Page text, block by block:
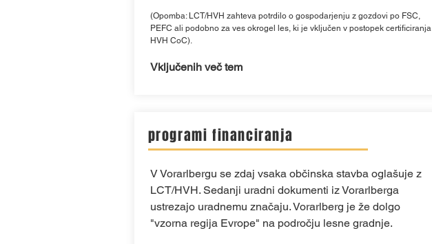
(Opomba: LCT/HVH zahteva potrdilo o gospodarjenju z gozdovi po FSC,
PEFC ali podobno za ves okrogel les, ki je vključen v postopek certificiranja
HVH CoC).
Vključenih več tem
programi financiranja
V Vorarlbergu se zdaj vsaka občinska stavba oglašuje z
LCT/HVH. Sedanji uradni dokumenti iz Vorarlberga
ustrezajo uradnemu značaju. Vorarlberg je že dolgo
"vzorna regija Evrope" na področju lesne gradnje.